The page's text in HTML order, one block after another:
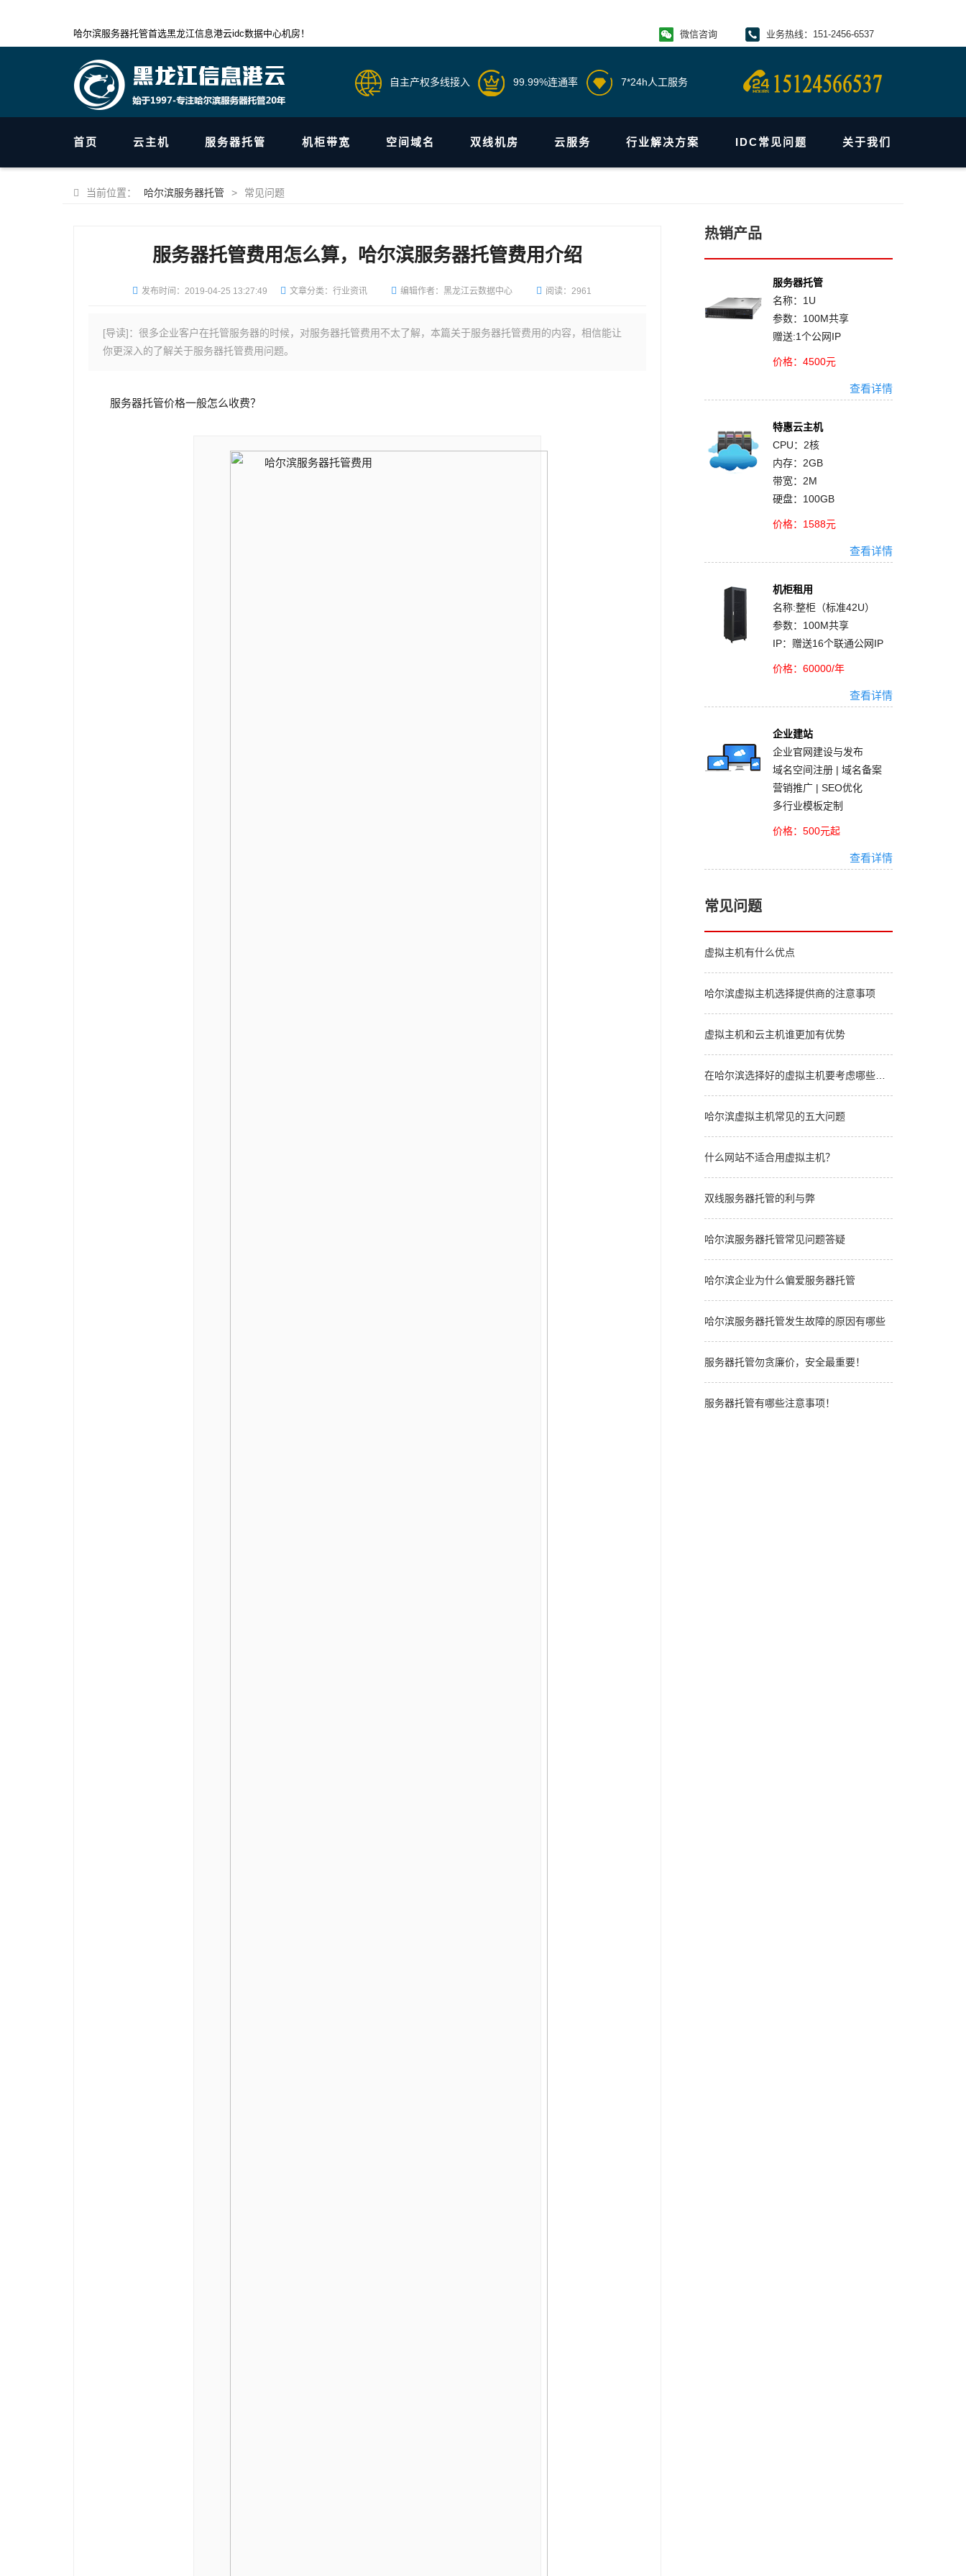
哈尔滨服务器托管首选黑龙江信息港云idc数据中心机房！ 微信咨询 业务热线：151-2456-6537
自主产权多线接入 99.99%连通率 7*24h人工服务
首页 云主机 服务器托管 机柜带宽 空间域名 双线机房 云服务 行业解决方案 IDC常见问题 关于我们
当前位置： 哈尔滨服务器托管 > 常见问题
服务器托管费用怎么算，哈尔滨服务器托管费用介绍
发布时间： 2019-04-25 13:27:49 文章分类：行业资讯 编辑作者：黑龙江云数据中心 阅读：2961
[导读]：很多企业客户在托管服务器的时候，对服务器托管费用不太了解，本篇关于服务器托管费用的内容，相信能让
你更深入的了解关于服务器托管费用问题。
服务器托管价格一般怎么收费？
热销产品
服务器托管
名称：1U
参数：100M共享
赠送:1个公网IP
价格：4500元
查看详情
特惠云主机
CPU：2核
内存：2GB
带宽：2M
硬盘：100GB
价格：1588元
查看详情
机柜租用
名称:整柜（标准42U）
参数：100M共享
IP：赠送16个联通公网IP
价格：60000/年
查看详情
企业建站
企业官网建设与发布
域名空间注册 | 域名备案
营销推广 | SEO优化
多行业模板定制
价格：500元起
查看详情
常见问题
虚拟主机有什么优点
哈尔滨虚拟主机选择提供商的注意事项
虚拟主机和云主机谁更加有优势
在哈尔滨选择好的虚拟主机要考虑哪些因
哈尔滨虚拟主机常见的五大问题
什么网站不适合用虚拟主机？
双线服务器托管的利与弊
哈尔滨服务器托管常见问题答疑
哈尔滨企业为什么偏爱服务器托管
哈尔滨服务器托管发生故障的原因有哪些
服务器托管勿贪廉价，安全最重要！
服务器托管有哪些注意事项！